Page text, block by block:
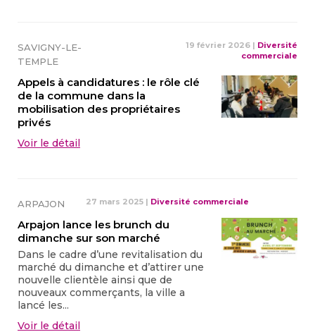
SAVIGNY-LE-
TEMPLE
19 février 2026 | Diversité
commerciale
Appels à candidatures : le rôle clé
de la commune dans la
mobilisation des propriétaires
privés
Voir le détail
ARPAJON 27 mars 2025 | Diversité commerciale
Arpajon lance les brunch du
dimanche sur son marché
Dans le cadre d’une revitalisation du
marché du dimanche et d’attirer une
nouvelle clientèle ainsi que de
nouveaux commerçants, la ville a
lancé les...
Voir le détail